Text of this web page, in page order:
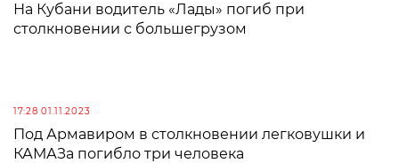
На Кубани водитель «Лады» погиб при
столкновении с большегрузом
17:28 01.11.2023
Под Армавиром в столкновении легковушки и
КАМАЗа погибло три человека